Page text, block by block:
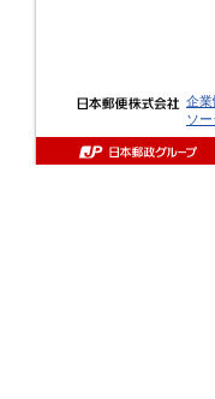
企業
ソ